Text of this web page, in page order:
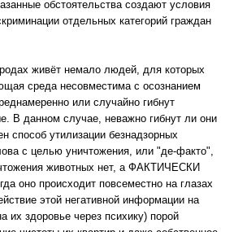
обстоятельства создают условия
отдельных категорий граждан
живёт немало людей, для которых
среда несовместима с осознанием
или случайно гибнут
В данном случае, неважно гибнут ли они
способ утилизации безнадзорных
с целью уничтожения, или "де-факто",
животных нет, а ФАКТИЧЕСКИ
оно происходит повсеместно на глазах
этой негативной информации на
их здоровье через психику) порой